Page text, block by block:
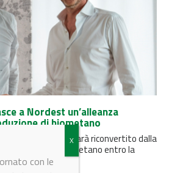
a Nordest un’alleanza
di biometano
Daniele del Friuli sarà riconvertito dalla
produzione di biometano entro la
con le